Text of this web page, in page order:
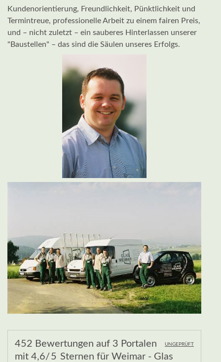
Kundenorientierung, Freundlichkeit, Pünktlichkeit und
Termintreue, professionelle Arbeit zu einem fairen Preis,
und – nicht zuletzt – ein sauberes Hinterlassen unserer
"Baustellen" – das sind die Säulen unseres Erfolgs.
UNGEPRÜFT
452 Bewertungen auf 3 Portalen
mit 4,6/5 Sternen für Weimar - Glas